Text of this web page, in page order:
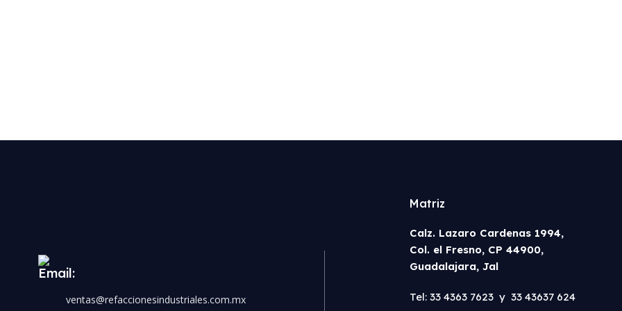
Email:
ventas@refaccionesindustriales.com.mx
Matriz
Calz. Lazaro Cardenas 1994,
Col. el Fresno, CP 44900,
Guadalajara, Jal
Tel: 33 4363 7623 y 33 43637 624